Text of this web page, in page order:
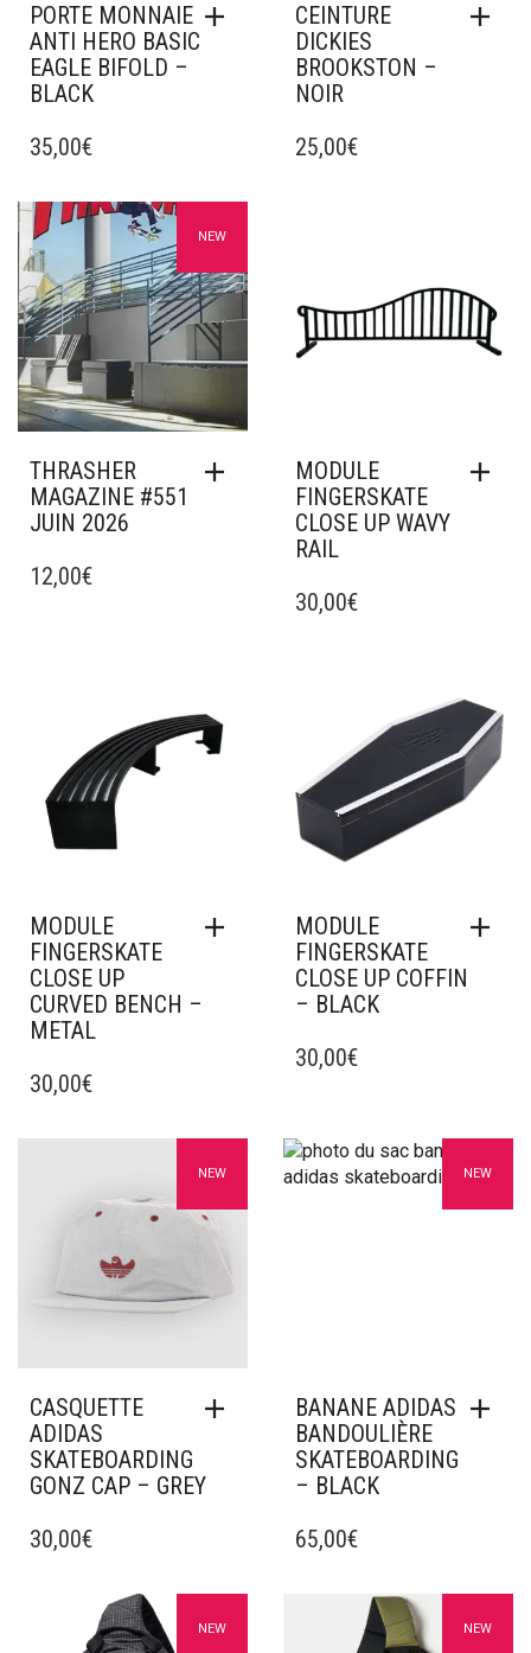
PORTE MONNAIE
ANTI HERO BASIC
EAGLE BIFOLD –
BLACK
35,00€
CEINTURE
DICKIES
BROOKSTON –
NOIR
25,00€
Ajouter à mes favorisNEW
THRASHER
MAGAZINE #551
JUIN 2026
12,00€
MODULE
FINGERSKATE
CLOSE UP WAVY
RAIL
30,00€
MODULE
FINGERSKATE
CLOSE UP
CURVED BENCH –
METAL
30,00€
MODULE
FINGERSKATE
CLOSE UP COFFIN
– BLACK
30,00€
Ajouter à mes favorisNEW
CASQUETTE
ADIDAS
SKATEBOARDING
GONZ CAP – GREY
30,00€
Ajouter à mes favorisNEW
BANANE ADIDAS
BANDOULIÈRE
SKATEBOARDING
– BLACK
65,00€
Ajouter à mes favorisNEW Ajouter à mes favorisNEW